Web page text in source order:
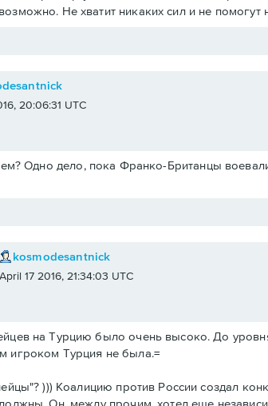
Не хватит никаких сил и не помогут
20:06:31 UTC
Одно дело, пока Франко-Британцы
kosmodesantnick
April 17 2016, 21:34:03 UTC
на Турцию было очень высоко. До
игроком Турция не была.=
))) Коалицию против России создал